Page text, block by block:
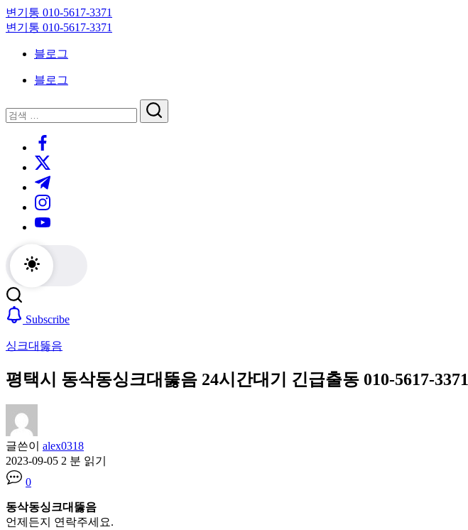
Skip
to
content
변기통 010-5617-3371
변
대
기
변기통 010-5617-3371
크
대
기
블로그
블로그
닫
기
검
검
https://www.facebook.com/
https://twitter.com/
https://t.me/
https://www.instagram.com/
https://youtube.com/
Subscribe
싱크대뚫음
평택시 동삭동싱크대뚫음 24시간대기 긴급출동 010-5617-3371
글쓴이 alex0318
2023-09-05 2 분 읽기
0
동삭동싱크대뚫음
언제든지 연락주세요.